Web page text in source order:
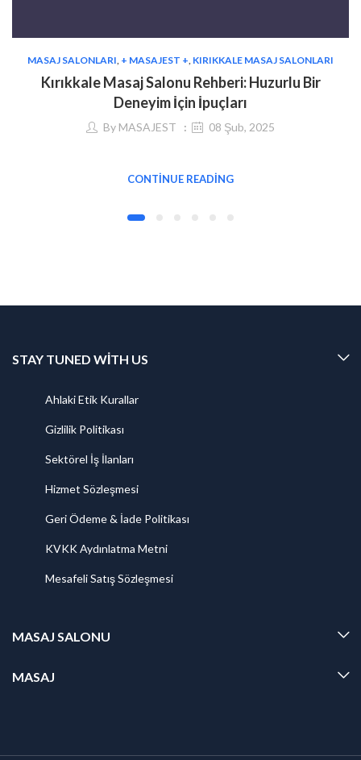
MASAJ SALONLARI, + MASAJEST +, KIRIKKALE MASAJ SALONLARI
Kırıkkale Masaj Salonu Rehberi: Huzurlu Bir
Deneyim İçin İpuçları
By MASAJEST 08 Şub, 2025
CONTINUE READING
STAY TUNED WITH US
Ahlaki Etik Kurallar
Gizlilik Politikası
Sektörel İş İlanları
Hizmet Sözleşmesi
Geri Ödeme & İade Politikası
KVKK Aydınlatma Metni
Mesafeli Satış Sözleşmesi
MASAJ SALONU
MASAJ